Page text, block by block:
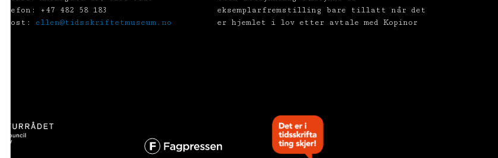
Telefon: +47 482 58 183
E-post: ellen@tidsskriftetmuseum.no
eksemplarfremstilling bare tillatt når det
er hjemlet i lov etter avtale med Kopinor